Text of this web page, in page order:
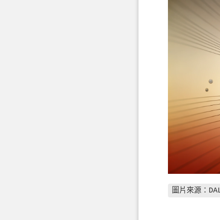
圖片來源：